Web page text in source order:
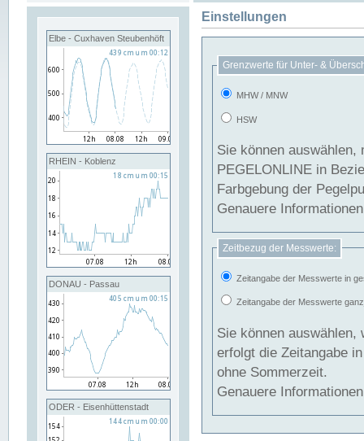
Elbe - Cuxhaven Steubenhöft
RHEIN - Koblenz
DONAU - Passau
ODER - Eisenhüttenstadt
Einstellungen
Grenzwerte für Unter- &
MHW / MNW
HSW
Sie können
PEGELONLINE in Beziehung
Farbgebung der
Genauere
Zeitbezug der Messwerte:
Zeitangabe der Messwerte in
Zeitangabe der Messwerte
Sie können auswählen,
erfolgt die Zeitangabe
ohne Sommerzeit.
Genauere